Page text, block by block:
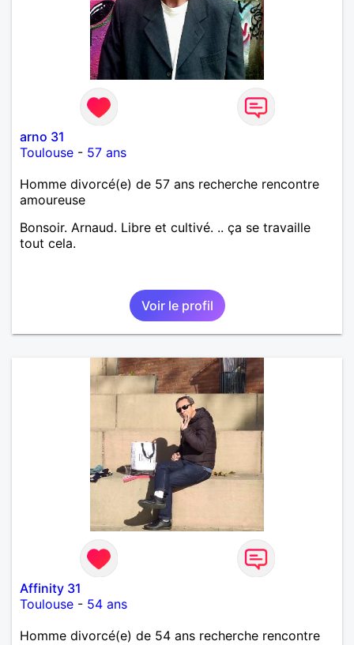
arno 31
Toulouse - 57 ans
Homme divorcé(e) de 57 ans recherche rencontre
amoureuse
Bonsoir. Arnaud. Libre et cultivé. .. ça se travaille
tout cela.
Voir le profil
Affinity 31
Toulouse - 54 ans
Homme divorcé(e) de 54 ans recherche rencontre